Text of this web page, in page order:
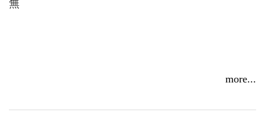
舊存在」，台北市空軍總部旁邊的空軍子弟小學，後
無
more...